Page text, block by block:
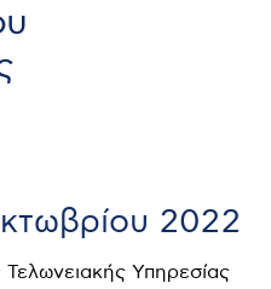
2022
Υπηρεσίας